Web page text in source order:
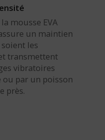
mousse EVA
un maintien
les
transmettent
vibratoires
ou par un poisson
près.